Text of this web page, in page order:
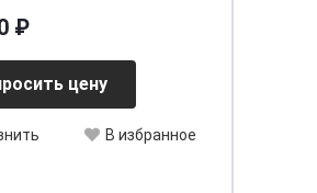
₽
цену
В избранное